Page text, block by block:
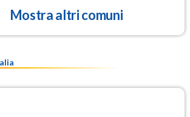
Mostra altri comuni